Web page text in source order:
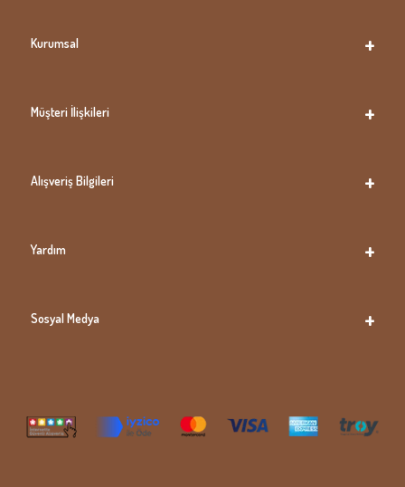
Kurumsal
Müşteri İlişkileri
Alışveriş Bilgileri
Yardım
Sosyal Medya